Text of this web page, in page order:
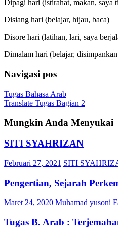
Dipagi hari (istirahat, makan, saya
Disiang hari (belajar, hijau, baca)
Disore hari (latihan, lari, saya
Dimalam hari (belajar,
Navigasi pos
Tugas Bahasa Arab
Translate Tugas Bagian 2
Mungkin Anda Menyukai
SITI SYAHRIZAN
Februari 27, 2021 SITI
Pengertian, Sejarah
Maret 24, 2020 Muhamad yusoni
Tugas B. Arab :